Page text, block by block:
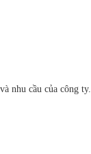
nhu cầu của công ty.